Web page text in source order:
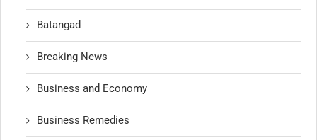
Batangad
Breaking News
Business and Economy
Business Remedies